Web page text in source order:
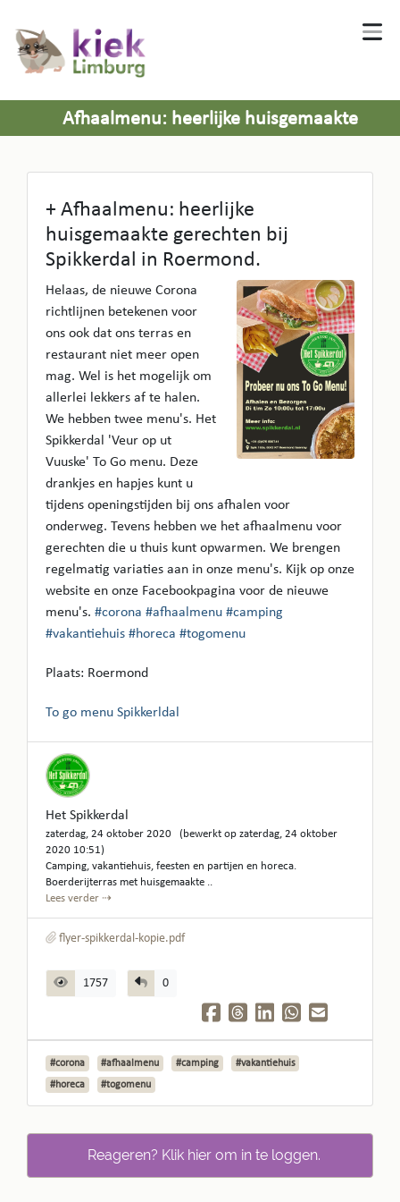
Afhaalmenu: heerlijke huisgemaakte
+ Afhaalmenu: heerlijke
huisgemaakte gerechten bij
Spikkerdal in Roermond.
Helaas, de nieuwe Corona
richtlijnen betekenen voor
ons ook dat ons terras en
restaurant niet meer open
mag. Wel is het mogelijk om
allerlei lekkers af te halen.
We hebben twee menu's. Het
Spikkerdal 'Veur op ut
Vuuske' To Go menu. Deze
drankjes en hapjes kunt u
tijdens openingstijden bij ons afhalen voor
onderweg. Tevens hebben we het afhaalmenu voor
gerechten die u thuis kunt opwarmen. We brengen
regelmatig variaties aan in onze menu's. Kijk op onze
website en onze Facebookpagina voor de nieuwe
menu's. #corona #afhaalmenu #camping
#vakantiehuis #horeca #togomenu
Plaats: Roermond
To go menu Spikkerldal
Het Spikkerdal
zaterdag, 24 oktober 2020 (bewerkt op zaterdag, 24 oktober
2020 10:51)
Camping, vakantiehuis, feesten en partijen en horeca.
Boerderijterras met huisgemaakte ..
Lees verder ⇢
flyer-spikkerdal-kopie.pdf
1757 0
#corona #afhaalmenu #camping
#vakantiehuis
#horeca
#togomenu
Reageren? Klik hier om in te loggen.